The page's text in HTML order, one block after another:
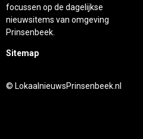
focussen op de dagelijkse
nieuwsitems van omgeving
Prinsenbeek.
Sitemap
© LokaalnieuwsPrinsenbeek.nl